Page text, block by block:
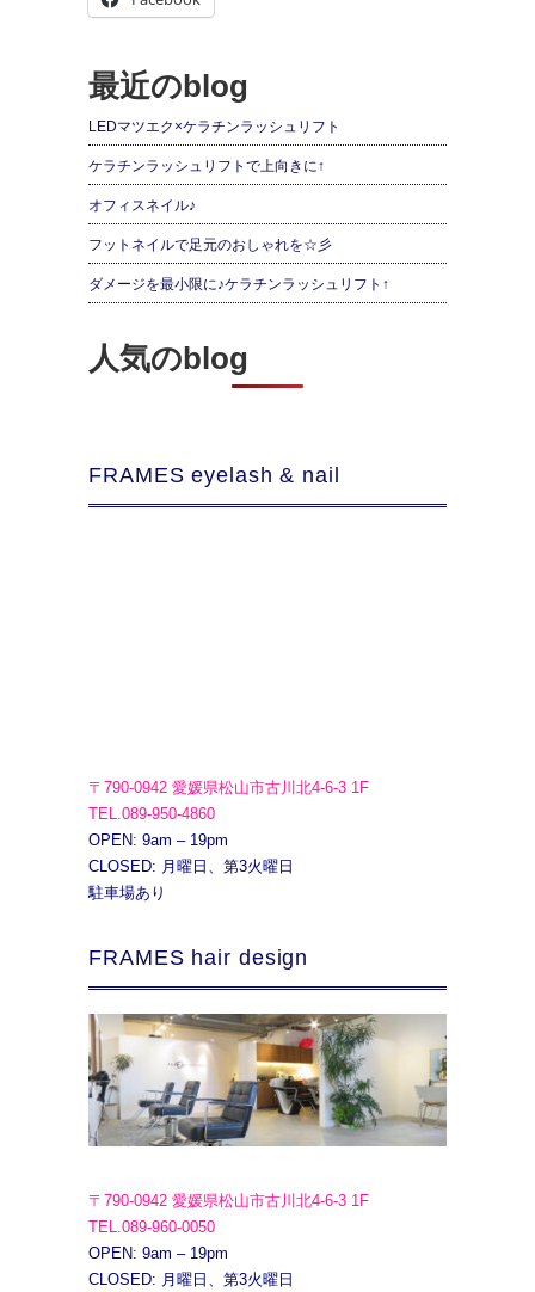
最近のblog
LEDマツエク×ケラチンラッシュリフト
ケラチンラッシュリフトで上向きに↑
オフィスネイル♪
フットネイルで足元のおしゃれを☆彡
ダメージを最小限に♪ケラチンラッシュリフト↑
人気のblog
FRAMES eyelash & nail
〒790-0942 愛媛県松山市古川北4-6-3 1F
TEL.089-950-4860
OPEN: 9am – 19pm
CLOSED: 月曜日、第3火曜日
駐車場あり
FRAMES hair design
〒790-0942 愛媛県松山市古川北4-6-3 1F
TEL.089-960-0050
OPEN: 9am – 19pm
CLOSED: 月曜日、第3火曜日